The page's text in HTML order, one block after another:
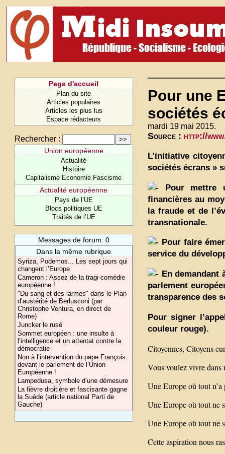
Page d'accueil
Plan du site
Articles populaires
Articles les plus lus
Espace rédacteurs
Rechercher :
Union européenne
Actualité
Histoire
Capitalisme Economie Fascisme
Actualité européenne
Pays de l’UE
Blocs politiques UE
Traités de l’UE
Messages de forum: 0
Dans la même rubrique
Syriza, Podemos... Les sept jours qui
changent l’Europe
Cameron : Assez de la tragi-comédie
européenne !
"Du sang et des larmes" dans le Plan
d’austérité de Berlusconi (par
Christophe Ventura, en direct de
Rome)
Juncker le rusé
Sommet européen : une insulte à
l’intelligence et un attentat contre la
démocratie
Non à l’intervention du pape François
devant le parlement de l’Union
Européenne !
Lampedusa, symbole d’une démesure
La fièvre droitière et fascisante gagne
la Suède (article national Parti de
Gauche)
Pour une
sociétés
mardi 19 mai 2015.
Source : http://
L’initiative
sociétés écrans »
Pour mettre
financières au
la fraude et de
transnationale.
Pour faire
service du
En demandant
parlement
transparence des
Pour signer
couleur rouge).
Citoyennes, Citoyens
Vous voulez vivre dans
Une Europe où tout
Une Europe où tout ne
Une Europe où tout ne
Cette aspiration nous